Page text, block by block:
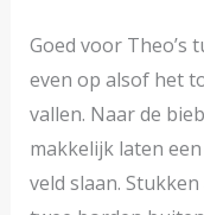
Goed voor Theo’s
even op alsof het
vallen. Naar de
makkelijk laten
veld slaan.